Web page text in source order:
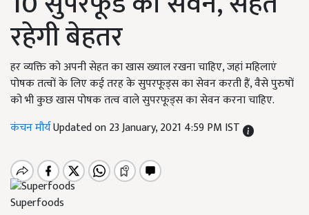
रहेगी बेहतर
हर व्यक्ति को अपनी सेहत का खास ख्याल रखना चाहिए, जहां महिलाएं
पोषक तत्वों के लिए कई तरह के सुपरफूड्स का सेवन करती हैं, वैसे पुरुषों
को भी कुछ खास पोषक तत्व वाले सुपरफूड्स का सेवन करना चाहिए.
कंचन मौर्यUpdated on 23 January, 2021 4:59 PM IST
Superfoods